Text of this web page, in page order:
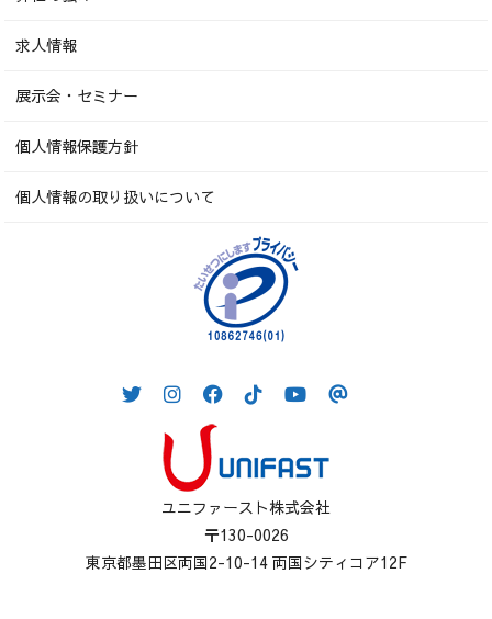
求人情報
展示会・セミナー
個人情報保護方針
個人情報の取り扱いについて
ユニファースト株式会社
〒130-0026
東京都墨田区両国2-10-14 両国シティコア12F